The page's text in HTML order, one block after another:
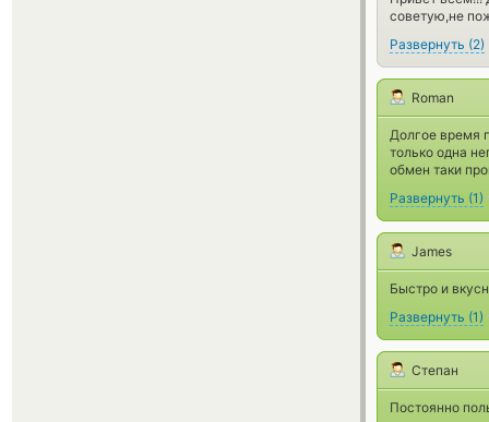
советую,не
Развернуть (2)
Roman
Долгое время
только одна
обмен таки
Развернуть (1)
James
Быстро и
Развернуть (1)
Степан
Постоянно